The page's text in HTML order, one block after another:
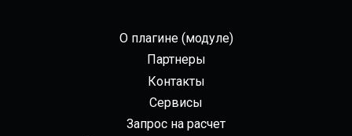
О плагине (модуле)
Партнеры
Контакты
Сервисы
Запрос на расчет